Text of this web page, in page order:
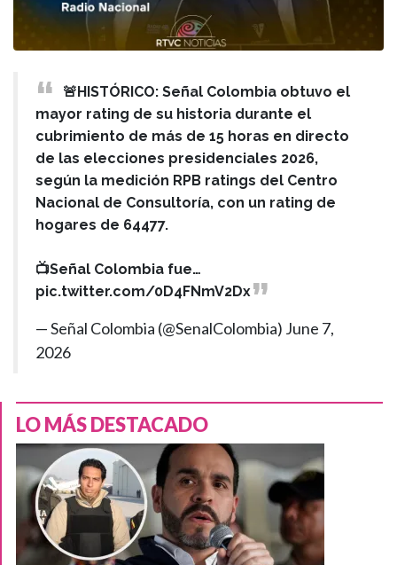
🚨HISTÓRICO: Señal Colombia obtuvo el
mayor rating de su historia durante el
cubrimiento de más de 15 horas en directo
de las elecciones presidenciales 2026,
según la medición RPB ratings del Centro
Nacional de Consultoría, con un rating de
hogares de 64477.
📺Señal Colombia fue…
pic.twitter.com/0D4FNmV2Dx
— Señal Colombia (@SenalColombia) June 7,
2026
LO MÁS DESTACADO